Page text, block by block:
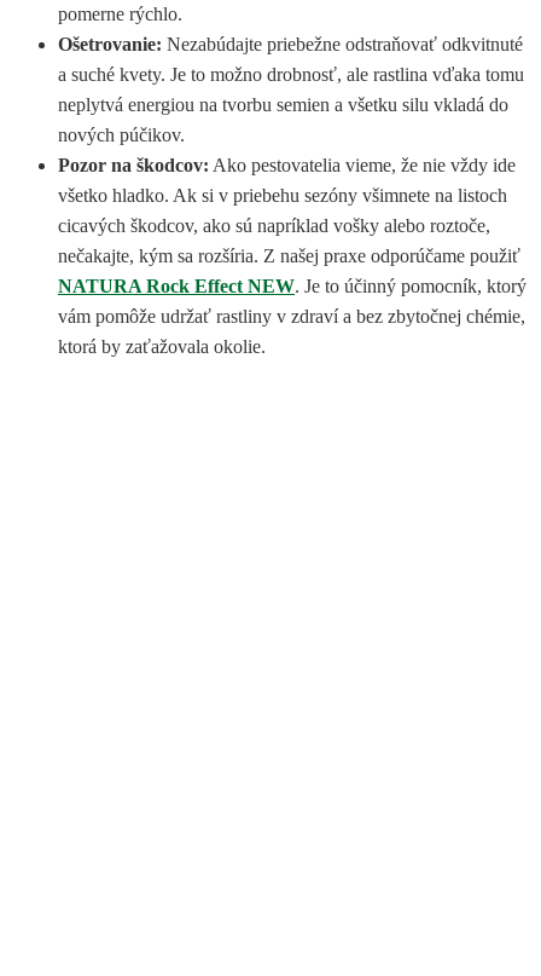
pomerne rýchlo.
Ošetrovanie: Nezabúdajte priebežne odstraňovať odkvitnuté
a suché kvety. Je to možno drobnosť, ale rastlina vďaka tomu
neplytvá energiou na tvorbu semien a všetku silu vkladá do
nových púčikov.
Pozor na škodcov: Ako pestovatelia vieme, že nie vždy ide
všetko hladko. Ak si v priebehu sezóny všimnete na listoch
cicavých škodcov, ako sú napríklad vošky alebo roztoče,
nečakajte, kým sa rozšíria. Z našej praxe odporúčame použiť
NATURA Rock Effect NEW. Je to účinný pomocník, ktorý
vám pomôže udržať rastliny v zdraví a bez zbytočnej chémie,
ktorá by zaťažovala okolie.